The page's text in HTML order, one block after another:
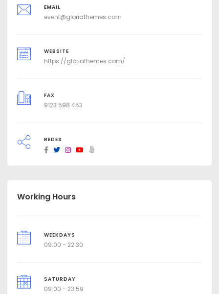
EMAIL
event@gloriathemes.com
WEBSITE
https://gloriathemes.com/
FAX
9123 598 453
REDES
Working Hours
WEEKDAYS
09:00 - 22:30
SATURDAY
09:00 - 23:59